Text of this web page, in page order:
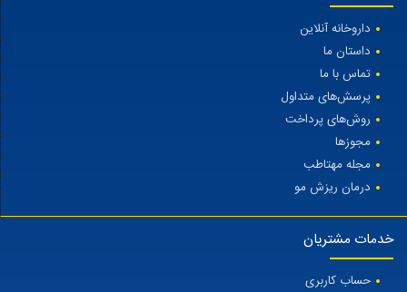
داروخانه آنلاین
داستان ما
تماس با ما
پرسش‌های متداول
روش‌های پرداخت
مجوزها
مجله مهتاطب
درمان ریزش مو
خدمات مشتریان
حساب کاربری